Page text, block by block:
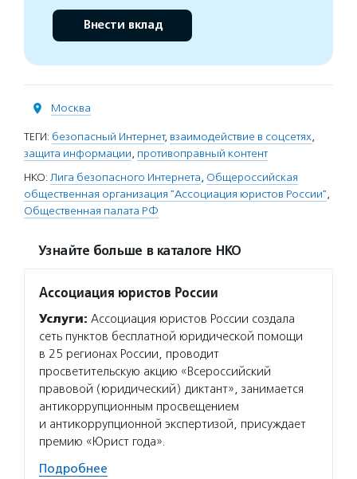
Внести вклад
Москва
ТЕГИ: безопасный Интернет, взаимодействие в соцсетях,
защита информации, противоправный контент
НКО: Лига безопасного Интернета, Общероссийская
общественная организация "Ассоциация юристов России",
Общественная палата РФ
Узнайте больше в каталоге НКО
Ассоциация юристов России
Услуги: Ассоциация юристов России создала
сеть пунктов бесплатной юридической помощи
в 25 регионах России, проводит
просветительскую акцию «Всероссийский
правовой (юридический) диктант», занимается
антикоррупционным просвещением
и антикоррупционной экспертизой, присуждает
премию «Юрист года».
Подробнее